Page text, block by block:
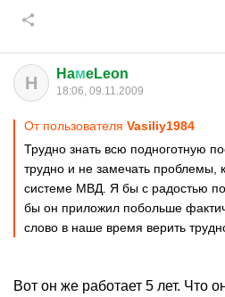
H HaмeLeon
18:06, 09.11.2009
От пользователя Vasiliy1984
Трудно знать всю подноготную
трудно и не замечать проблемы,
системе МВД. Я бы с радостью
бы он приложил побольше
слово в наше время верить
Вот он же работает 5 лет. Что